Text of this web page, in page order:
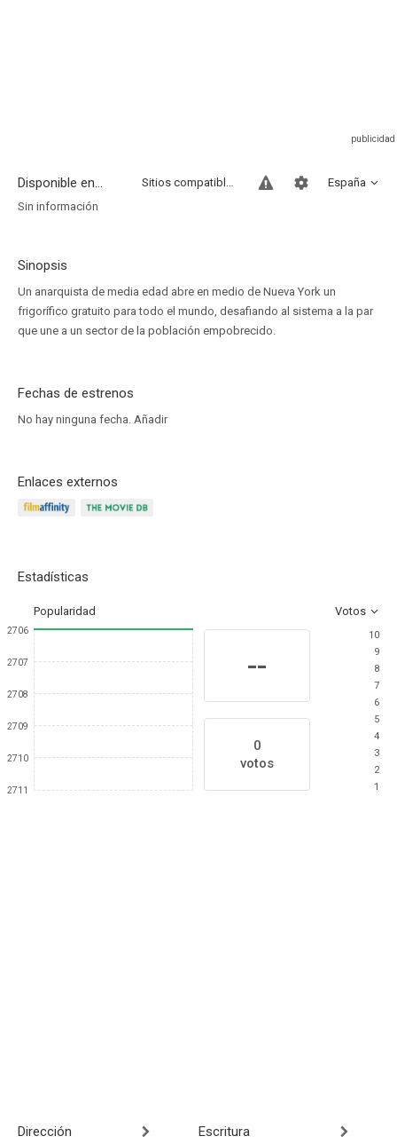
Disponible en... España
Sitios compatibles
Sin información
Sinopsis
Un anarquista de media edad abre en medio de Nueva York un
frigorífico gratuito para todo el mundo, desafiando al sistema a la par
que une a un sector de la población empobrecido.
Fechas de estrenos
No hay ninguna fecha. Añadir
Enlaces externos
Estadísticas
Popularidad Votos
2706
2707
2708
2709
2710
2711
--
0
votos
10
9
8
7
6
5
4
3
2
1
Dirección Escritura